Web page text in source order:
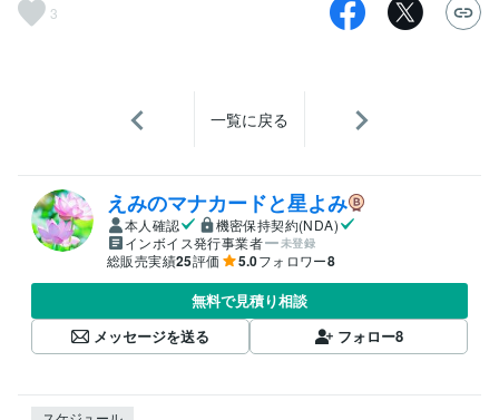
3
一覧に戻る
えみのマナカードと星よみ
本人確認
機密保持契約(NDA)
インボイス発行事業者
未登録
総販売実績25評価 5.0フォロワー8
無料で見積り相談
メッセージを送る
フォロー8